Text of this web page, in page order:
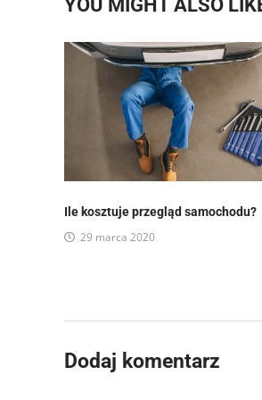
YOU MIGHT ALSO
Ile kosztuje przegląd samochodu?
29 marca 2020
Dodaj komentarz